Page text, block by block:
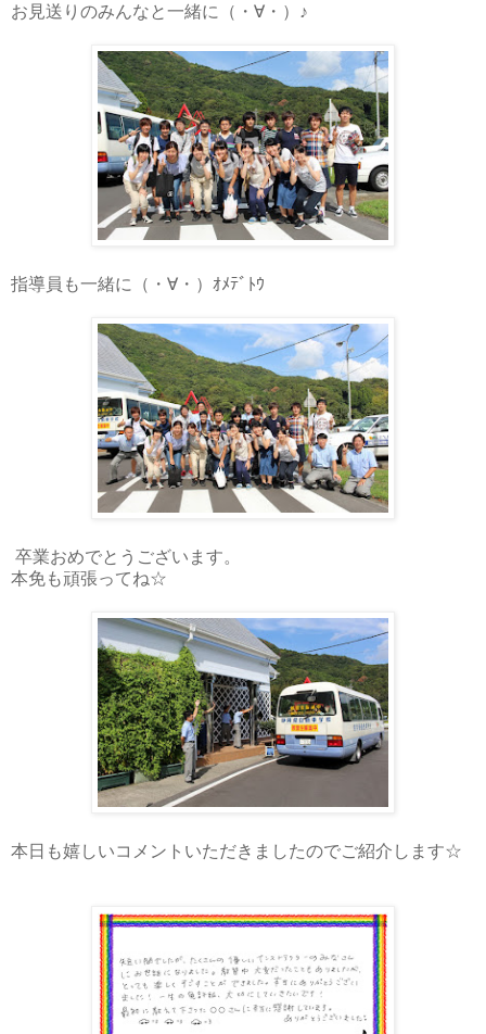
お見送りのみんなと一緒に（・∀・）♪
指導員も一緒に（・∀・）ｵﾒﾃﾞﾄｳ
卒業おめでとうございます。
本免も頑張ってね☆
本日も嬉しいコメントいただきましたのでご紹介します☆